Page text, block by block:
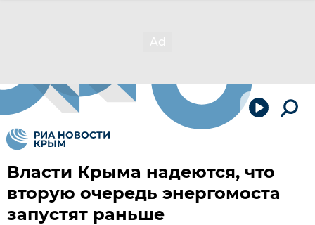
Власти Крыма надеются, что
вторую очередь энергомоста
запустят раньше